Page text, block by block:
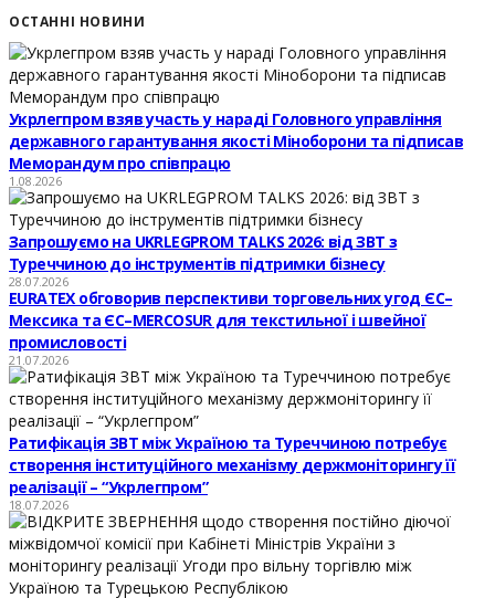
ОСТАННІ НОВИНИ
Укрлегпром взяв участь у нараді Головного управління
державного гарантування якості Міноборони та підписав
Меморандум про співпрацю
1.08.2026
Запрошуємо на UKRLEGPROM TALKS 2026: від ЗВТ з
Туреччиною до інструментів підтримки бізнесу
28.07.2026
EURATEX обговорив перспективи торговельних угод ЄС–
Мексика та ЄС–MERCOSUR для текстильної і швейної
промисловості
21.07.2026
Ратифікація ЗВТ між Україною та Туреччиною потребує
створення інституційного механізму держмоніторингу її
реалізації – “Укрлегпром”
18.07.2026